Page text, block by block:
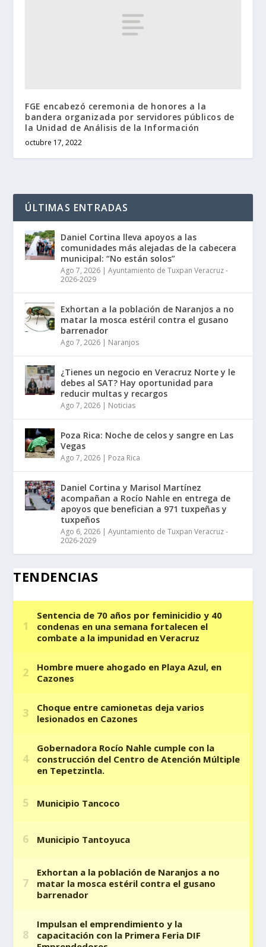
FGE encabezó ceremonia de honores a la
bandera organizada por servidores públicos de
la Unidad de Análisis de la Información
octubre 17, 2022
ÚLTIMAS ENTRADAS
Daniel Cortina lleva apoyos a las
comunidades más alejadas de la cabecera
municipal: “No están solos”
Ago 7, 2026 |Ayuntamiento de Tuxpan Veracruz -
2026-2029
Exhortan a la población de Naranjos a no
matar la mosca estéril contra el gusano
barrenador
Ago 7, 2026 | Naranjos
¿Tienes un negocio en Veracruz Norte y le
debes al SAT? Hay oportunidad para
reducir multas y recargos
Ago 7, 2026 | Noticias
Poza Rica: Noche de celos y sangre en Las
Vegas
Ago 7, 2026 | Poza Rica
Daniel Cortina y Marisol Martínez
acompañan a Rocío Nahle en entrega de
apoyos que benefician a 971 tuxpeñas y
tuxpeños
Ago 6, 2026 |Ayuntamiento de Tuxpan Veracruz -
2026-2029
TENDENCIAS